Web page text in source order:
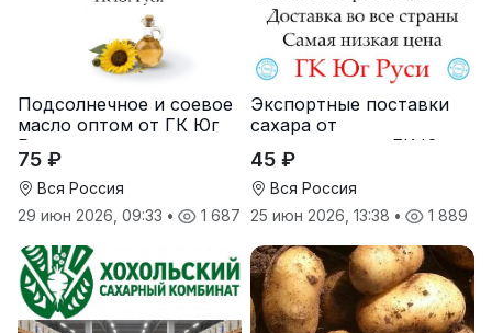
Подсолнечное и соевое
масло оптом от ГК Юг
Руси
75 ₽
Вся Россия
29 июн 2026, 09:33 • 1 687
Экспортные поставки
сахара от
производителя ГК Юг
Руси
45 ₽
Вся Россия
25 июн 2026, 13:38 • 1 889